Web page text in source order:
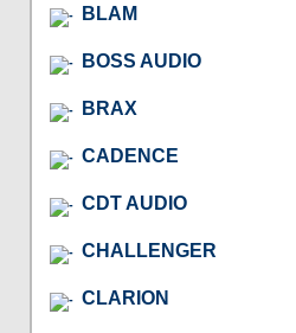
BLAM
BOSS AUDIO
BRAX
CADENCE
CDT AUDIO
CHALLENGER
CLARION